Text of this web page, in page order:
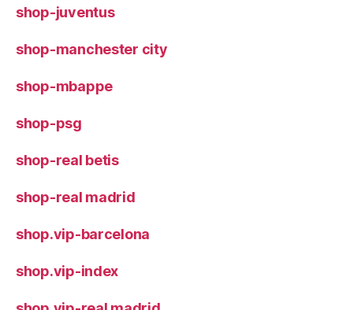
shop-juventus
shop-manchester city
shop-mbappe
shop-psg
shop-real betis
shop-real madrid
shop.vip-barcelona
shop.vip-index